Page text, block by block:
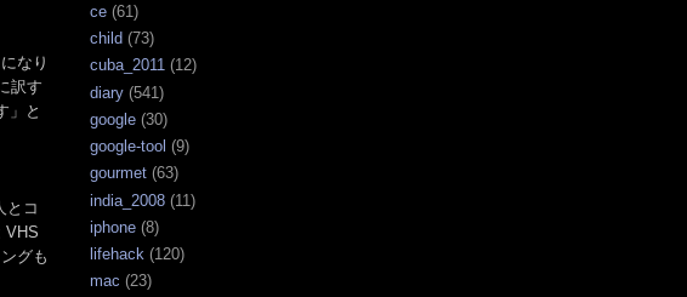
なり
訳す
」と
とコ
VHS
グも
ce (61)
child (73)
cuba_2011 (12)
diary (541)
google (30)
google-tool (9)
gourmet (63)
india_2008 (11)
iphone (8)
lifehack (120)
mac (23)